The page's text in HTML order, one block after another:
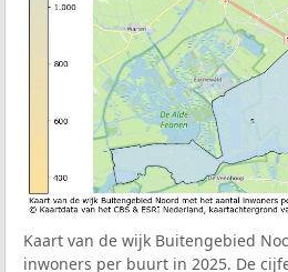
Kaart van de wijk Buitengebied
inwoners per buurt in 2025. De